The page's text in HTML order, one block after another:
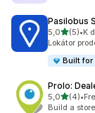
Pasilobus
5,0z 5 hvězd
(5)
Celkový •K
Lokátor
Built for
Prolo:
5,0z 5 hvězd
(4)
Celkový •
Build a